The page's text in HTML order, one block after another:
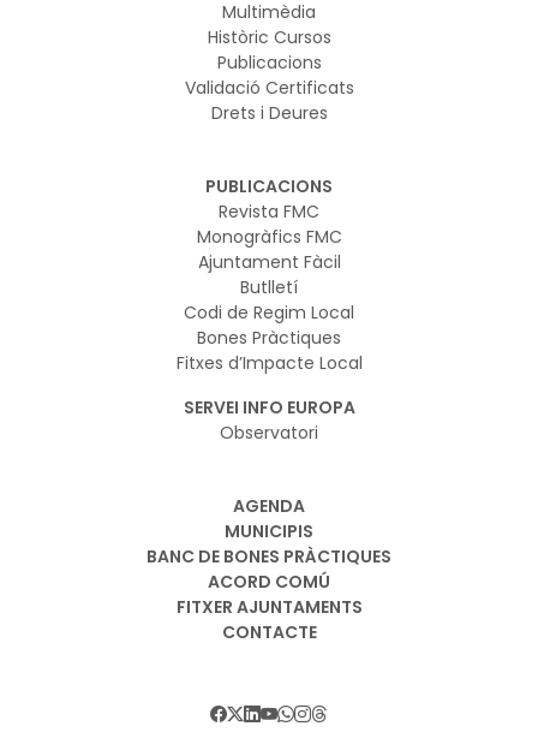
Multimèdia
Històric Cursos
Publicacions
Validació Certificats
Drets i Deures
PUBLICACIONS
Revista FMC
Monogràfics FMC
Ajuntament Fàcil
Butlletí
Codi de Regim Local
Bones Pràctiques
Fitxes d’Impacte Local
SERVEI INFO EUROPA
Observatori
AGENDA
MUNICIPIS
BANC DE BONES PRÀCTIQUES
ACORD COMÚ
FITXER AJUNTAMENTS
CONTACTE